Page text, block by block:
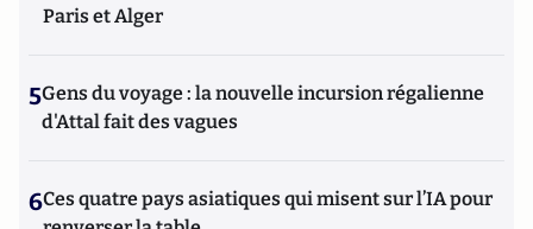
Paris et Alger
5Gens du voyage : la nouvelle incursion régalienne
d'Attal fait des vagues
6Ces quatre pays asiatiques qui misent sur l’IA pour